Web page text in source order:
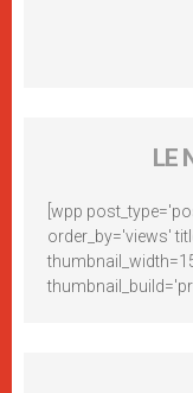
LE
[wpp
order_by='views'